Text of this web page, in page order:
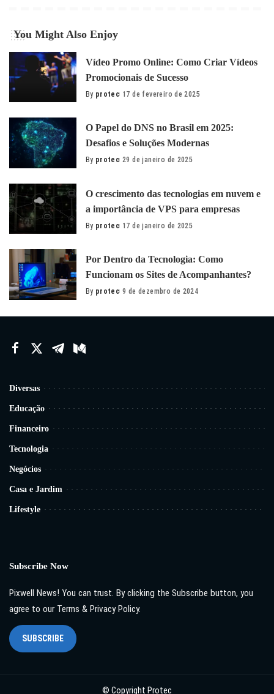
You Might Also Enjoy
Vídeo Promo Online: Como Criar Vídeos
Promocionais de Sucesso
Posted
By protec 17 de fevereiro de 2025
O Papel do DNS no Brasil em 2025:
Desafios e Soluções Modernas
Posted
By protec 29 de janeiro de 2025
O сrescimento das tecnologias em nuvem e
a importância de VPS para empresas
Posted
By protec 17 de janeiro de 2025
Por Dentro da Tecnologia: Como
Funcionam os Sites de Acompanhantes?
Posted
By protec 9 de dezembro de 2024
Diversas
Educação
Financeiro
Tecnologia
Negócios
Casa e Jardim
Lifestyle
Subscribe Now
Pixwell News! You can trust. By clicking the Subscribe button, you
agree to our Terms & Privacy Policy.
SUBSCRIBE
© Copyright Protec